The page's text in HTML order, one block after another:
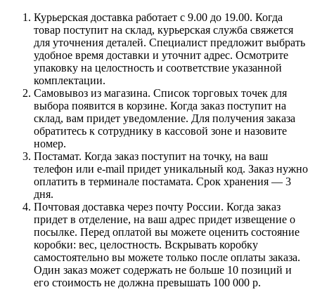
Курьерская доставка работает с 9.00 до 19.00. Когда
товар поступит на склад, курьерская служба свяжется
для уточнения деталей. Специалист предложит выбрать
удобное время доставки и уточнит адрес. Осмотрите
упаковку на целостность и соответствие указанной
комплектации.
Самовывоз из магазина. Список торговых точек для
выбора появится в корзине. Когда заказ поступит на
склад, вам придет уведомление. Для получения заказа
обратитесь к сотруднику в кассовой зоне и назовите
номер.
Постамат. Когда заказ поступит на точку, на ваш
телефон или e-mail придет уникальный код. Заказ нужно
оплатить в терминале постамата. Срок хранения — 3
дня.
Почтовая доставка через почту России. Когда заказ
придет в отделение, на ваш адрес придет извещение о
посылке. Перед оплатой вы можете оценить состояние
коробки: вес, целостность. Вскрывать коробку
самостоятельно вы можете только после оплаты заказа.
Один заказ может содержать не больше 10 позиций и
его стоимость не должна превышать 100 000 р.